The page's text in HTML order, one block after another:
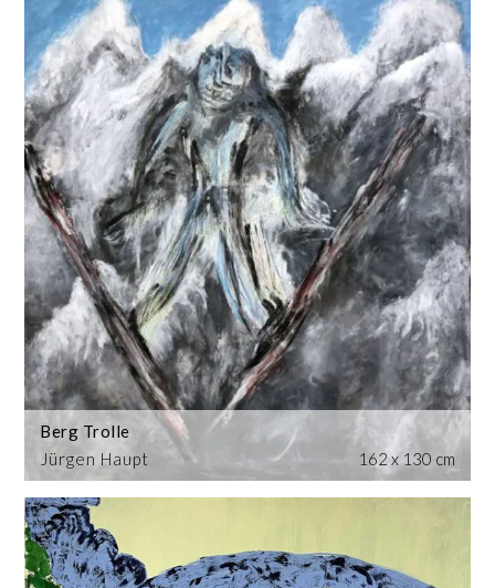
Jürgen Haupt
Berg Trolle
162 x 130 cm